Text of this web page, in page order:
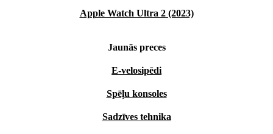
Apple Watch Ultra 2 (2023)
Jaunās preces
E-velosipēdi
Spēļu konsoles
Sadzīves tehnika